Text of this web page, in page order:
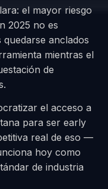
el mayor riesgo
2025 no es
quedarse anclados
mientras el
de
el acceso a
para ser early
real de eso —
hoy como
de industria